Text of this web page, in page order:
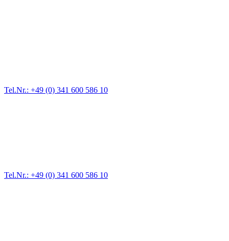
Tel.Nr.: +49 (0) 341 600 586 10
Tel.Nr.: +49 (0) 341 600 586 10